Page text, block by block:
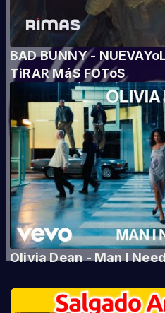
BAD BUNNY -
TiRAR MáS FOToS
Olivia Dean - Man I